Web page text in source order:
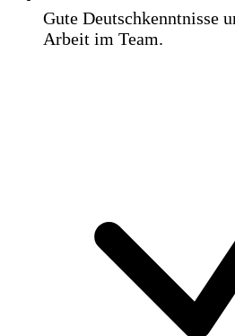
Gute Deutschkenntnisse
Arbeit im Team.